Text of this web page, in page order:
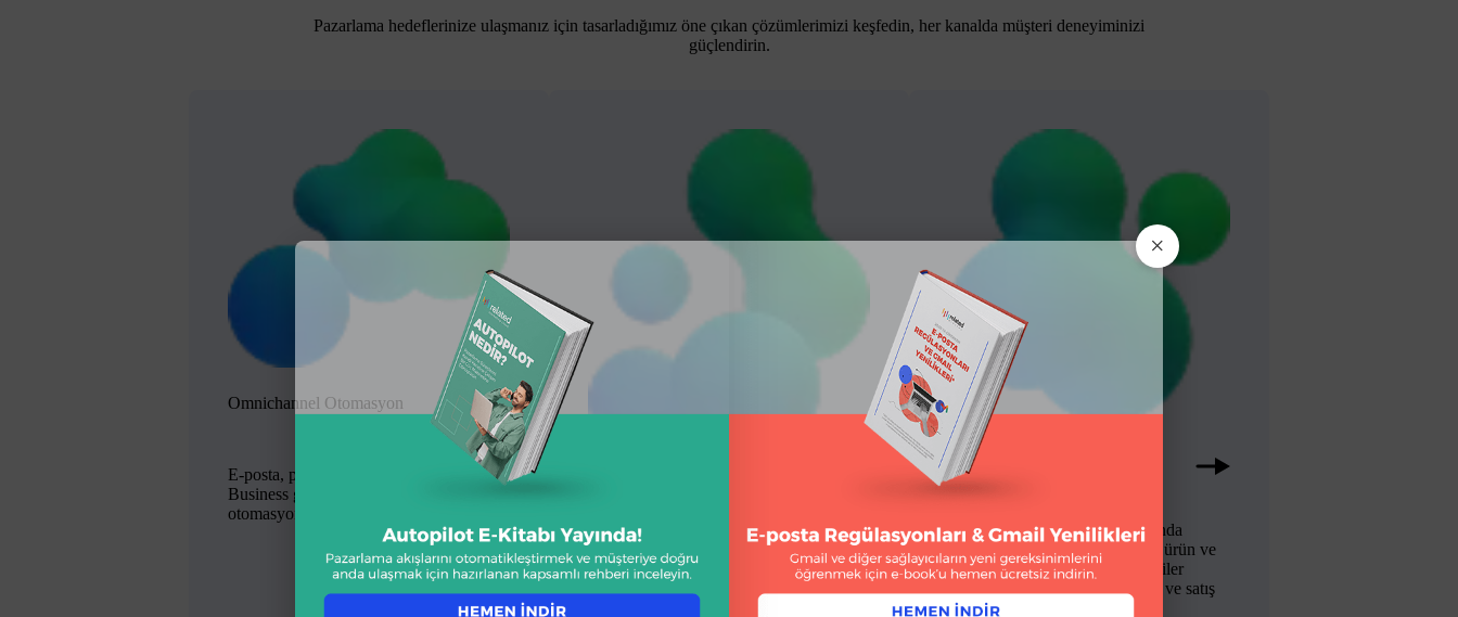
Pazarlama hedeflerinize ulaşmanız için tasarladığımız öne çıkan çözümlerimizi keşfedin, her kanalda müşteri deneyiminizi
güçlendirin.
Omnichannel Otomasyon
E-posta, push, SMS ve Whatsapp
Business gibi tüm kanallar için gelişmiş
otomasyon çözümleriyle tanışın.
Reco
Web, e-posta ve push kanallarında
davranışlara bağlı olarak doğru ürün ve
içeriklerle kişiselleştirilmiş öneriler
sunun; etkileşimi, memnuniyeti ve satış
dönüşümünü artırın.
×